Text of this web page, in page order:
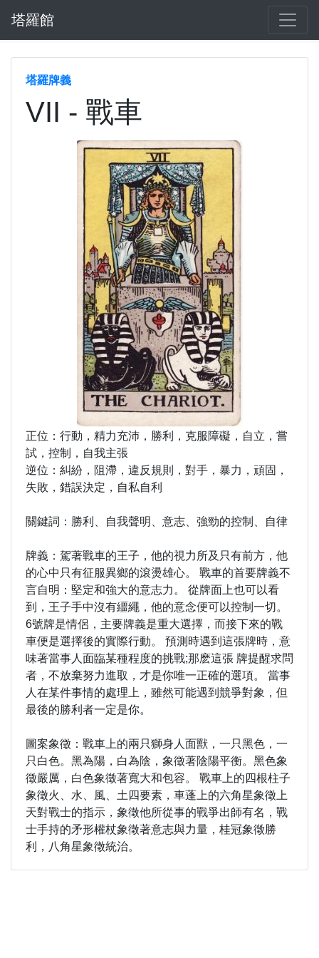
塔羅館
塔羅牌義
VII - 戰車
正位：行動，精力充沛，勝利，克服障礙，自立，嘗
試，控制，自我主張
逆位：糾紛，阻滯，違反規則，對手，暴力，頑固，
失敗，錯誤決定，自私自利
關鍵詞：勝利、自我聲明、意志、強勁的控制、自律
牌義：駕著戰車的王子，他的視力所及只有前方，他
的心中只有征服異鄉的滾燙雄心。 戰車的首要牌義不
言自明：堅定和強大的意志力。 從牌面上也可以看
到，王子手中沒有繮繩，他的意念便可以控制一切。
6號牌是情侶，主要牌義是重大選擇，而接下來的戰
車便是選擇後的實際行動。 預測時遇到這張牌時，意
味著當事人面臨某種程度的挑戰;那麽這張 牌提醒求問
者，不放棄努力進取，才是你唯一正確的選項。 當事
人在某件事情的處理上，雖然可能遇到競爭對象，但
最後的勝利者一定是你。
圖案象徵：戰車上的兩只獅身人面獸，一只黑色，一
只白色。黑為陽，白為陰，象徵著陰陽平衡。黑色象
徵嚴厲，白色象徵著寬大和包容。 戰車上的四根柱子
象徵火、水、風、土四要素，車蓬上的六角星象徵上
天對戰士的指示，象徵他所從事的戰爭出師有名，戰
士手持的矛形權杖象徵著意志與力量，桂冠象徵勝
利，八角星象徵統治。